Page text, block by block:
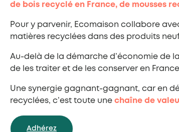
de bois recyclé en France, de mousses
Pour y parvenir, Ecomaison collabore
matières recyclées dans des produits
Au-delà de la démarche d’économie de
de les traiter et de les conserver en
Une synergie gagnant-gagnant, car en
recyclées, c’est toute une chaîne de
Adhérez